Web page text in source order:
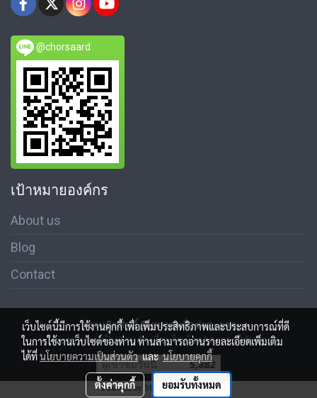
@chorsaard
เป้าหมายองค์กร
About us
Blog
Contact
สงวนลิขสิทธิ์ © สมาคมสื่อช่อสะอาด
นโนบายความเป็นส่วนตัว เงื่อนไขข้อตกลงการใช้บริการ
ผู้เข้าชมวันนี้ 5,882
Powered by MakeWebEasy.com
เว็บไซต์นี้มีการใช้งานคุกกี้ เพื่อเพิ่มประสิทธิภาพและประสบการณ์ที่ดี
ในการใช้งานเว็บไซต์ของท่าน ท่านสามารถอ่านรายละเอียดเพิ่มเติม
ได้ที่นโยบายความเป็นส่วนตัวและนโยบายคุกกี้
ตั้งค่าคุกกี้ ยอมรับทั้งหมด